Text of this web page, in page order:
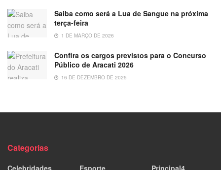
Saiba como será a Lua de Sangue na próxima
terça-feira
1 DE MARÇO DE 2026
Confira os cargos previstos para o Concurso
Público de Aracati 2026
16 DE DEZEMBRO DE 2025
Categorias